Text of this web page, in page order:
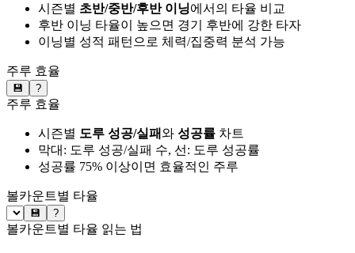
시즌별 초반/중반/후반 이닝에서의 타율 비교
후반 이닝 타율이 높으면 경기 후반에 강한 타자
이닝별 성적 패턴으로 체력/집중력 분석 가능
주루 효율
💾 ?
주루 효율
시즌별 도루 성공/실패와 성공률 차트
막대: 도루 성공/실패 수, 선: 도루 성공률
성공률 75% 이상이면 효율적인 주루
볼카운트별 타율
💾 ?
볼카운트별 타율 읽는 법